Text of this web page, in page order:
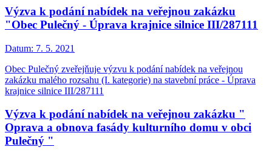
Výzva k podání nabídek na veřejnou zakázku
"Obec Pulečný - Úprava krajnice silnice III/287111
Datum: 7. 5. 2021
Obec Pulečný zveřejňuje výzvu k podání nabídek na veřejnou
zakázku malého rozsahu (I. kategorie) na stavební práce - Úprava
krajnice silnice III/287111
Výzva k podání nabídek na veřejnou zakázku "
Oprava a obnova fasády kulturního domu v obci
Pulečný "